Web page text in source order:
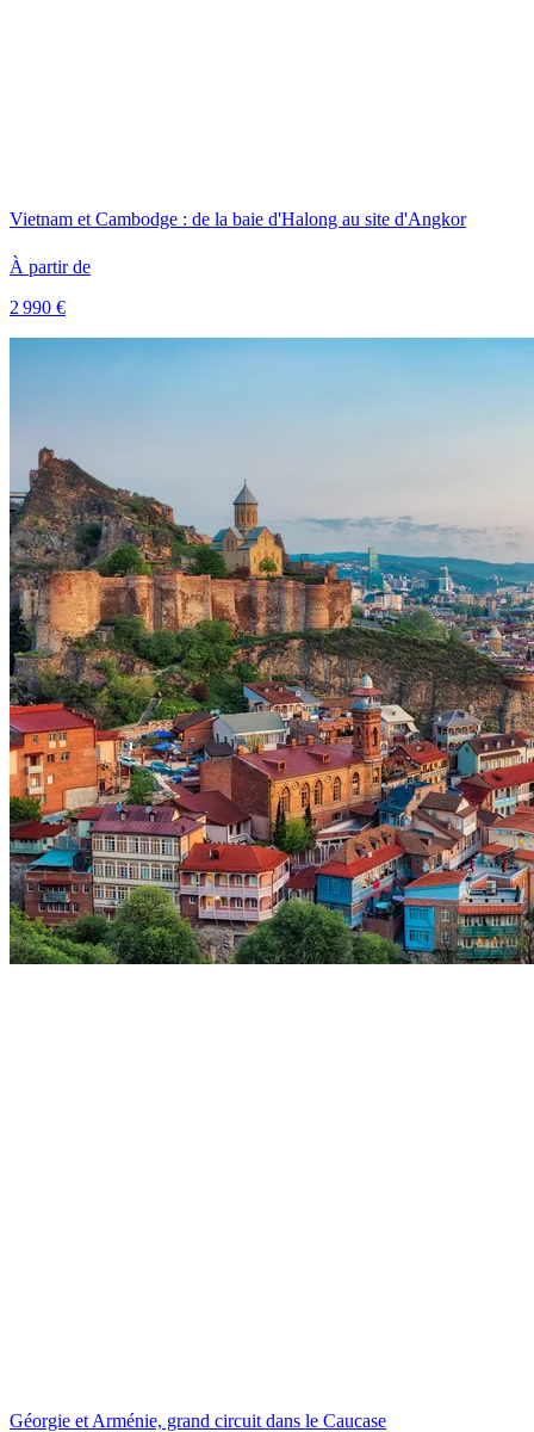
Vietnam et Cambodge : de la baie d'Halong au site d'Angkor
À partir de
2 990 €
Géorgie et Arménie, grand circuit dans le Caucase